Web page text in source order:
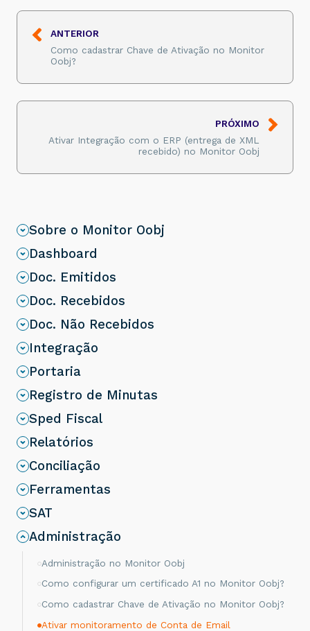
ANTERIOR
Como cadastrar Chave de Ativação no Monitor
Oobj?
PRÓXIMO
Ativar Integração com o ERP (entrega de XML
recebido) no Monitor Oobj
Sobre o Monitor Oobj
Dashboard
Doc. Emitidos
Doc. Recebidos
Doc. Não Recebidos
Integração
Portaria
Registro de Minutas
Sped Fiscal
Relatórios
Conciliação
Ferramentas
SAT
Administração
Administração no Monitor Oobj
Como configurar um certificado A1 no Monitor Oobj?
Como cadastrar Chave de Ativação no Monitor Oobj?
Ativar monitoramento de Conta de Email